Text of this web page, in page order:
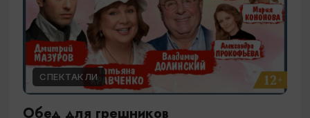
СПЕКТАКЛИ
Обед для грешников